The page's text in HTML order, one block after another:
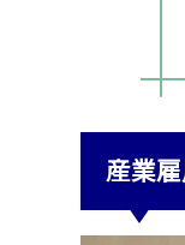
産業